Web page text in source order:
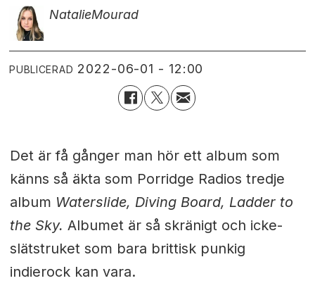
NatalieMourad
PUBLICERAD 2022-06-01 - 12:00
Det är få gånger man hör ett album som
känns så äkta som Porridge Radios tredje
album Waterslide, Diving Board, Ladder to
the Sky. Albumet är så skränigt och icke-
slätstruket som bara brittisk punkig
indierock kan vara.